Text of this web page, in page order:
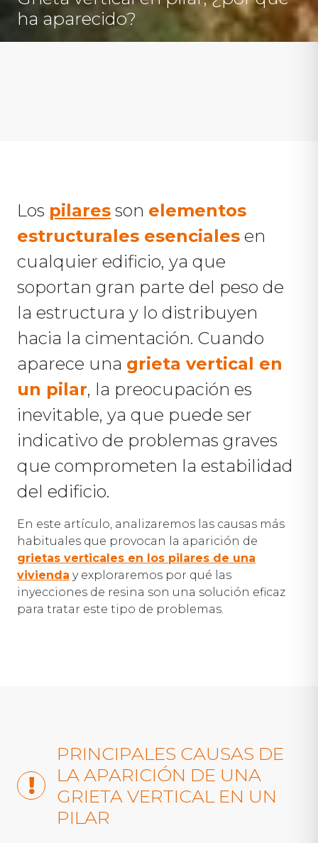
ha aparecido?
Los pilares son elementos
estructurales esenciales en
cualquier edificio, ya que
soportan gran parte del peso de
la estructura y lo distribuyen
hacia la cimentación. Cuando
aparece una grieta vertical en
un pilar, la preocupación es
inevitable, ya que puede ser
indicativo de problemas graves
que comprometen la estabilidad
del edificio.
En este artículo, analizaremos las causas más
habituales que provocan la aparición de
grietas verticales en los pilares de una
vivienda y exploraremos por qué las
inyecciones de resina son una solución eficaz
para tratar este tipo de problemas.
PRINCIPALES CAUSAS DE
LA APARICIÓN DE UNA
GRIETA VERTICAL EN UN
PILAR